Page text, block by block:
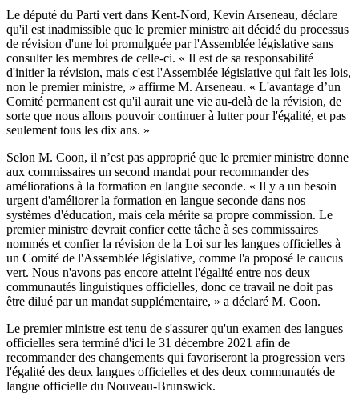
Le député du Parti vert dans Kent-Nord, Kevin Arseneau, déclare
qu'il est inadmissible que le premier ministre ait décidé du processus
de révision d'une loi promulguée par l'Assemblée législative sans
consulter les membres de celle-ci. « Il est de sa responsabilité
d'initier la révision, mais c'est l'Assemblée législative qui fait les lois,
non le premier ministre, » affirme M. Arseneau. « L'avantage d’un
Comité permanent est qu'il aurait une vie au-delà de la révision, de
sorte que nous allons pouvoir continuer à lutter pour l'égalité, et pas
seulement tous les dix ans. »
Selon M. Coon, il n’est pas approprié que le premier ministre donne
aux commissaires un second mandat pour recommander des
améliorations à la formation en langue seconde. « Il y a un besoin
urgent d'améliorer la formation en langue seconde dans nos
systèmes d'éducation, mais cela mérite sa propre commission. Le
premier ministre devrait confier cette tâche à ses commissaires
nommés et confier la révision de la Loi sur les langues officielles à
un Comité de l'Assemblée législative, comme l'a proposé le caucus
vert. Nous n'avons pas encore atteint l'égalité entre nos deux
communautés linguistiques officielles, donc ce travail ne doit pas
être dilué par un mandat supplémentaire, » a déclaré M. Coon.
Le premier ministre est tenu de s'assurer qu'un examen des langues
officielles sera terminé d'ici le 31 décembre 2021 afin de
recommander des changements qui favoriseront la progression vers
l'égalité des deux langues officielles et des deux communautés de
langue officielle du Nouveau-Brunswick.